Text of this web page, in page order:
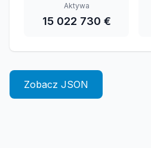
Aktywa
15 022 730 €
Zobacz JSON